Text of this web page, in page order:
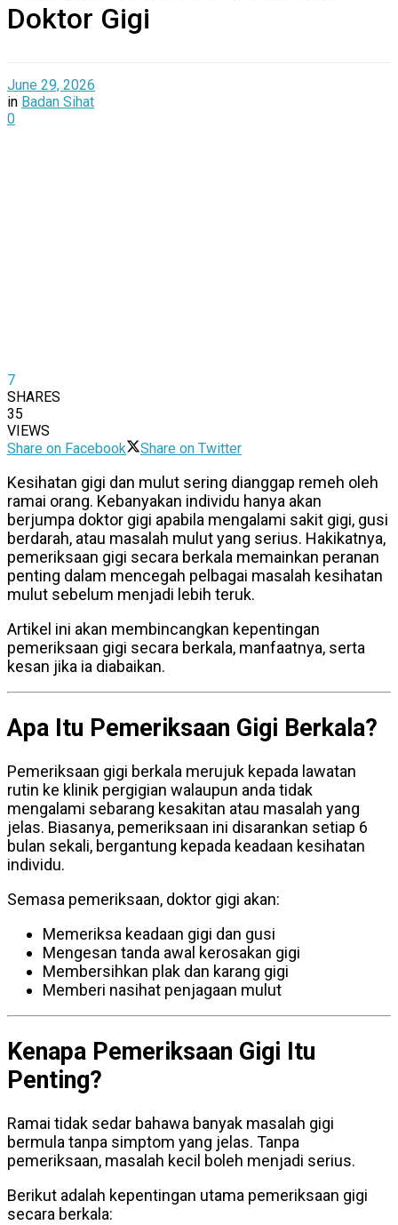
Doktor Gigi
June 29, 2026
in Badan Sihat
0
7
SHARES
35
VIEWS
Share on Facebook
Share on Twitter
Kesihatan gigi dan mulut sering dianggap remeh oleh
ramai orang. Kebanyakan individu hanya akan
berjumpa doktor gigi apabila mengalami sakit gigi, gusi
berdarah, atau masalah mulut yang serius. Hakikatnya,
pemeriksaan gigi secara berkala memainkan peranan
penting dalam mencegah pelbagai masalah kesihatan
mulut sebelum menjadi lebih teruk.
Artikel ini akan membincangkan kepentingan
pemeriksaan gigi secara berkala, manfaatnya, serta
kesan jika ia diabaikan.
Apa Itu Pemeriksaan Gigi Berkala?
Pemeriksaan gigi berkala merujuk kepada lawatan
rutin ke klinik pergigian walaupun anda tidak
mengalami sebarang kesakitan atau masalah yang
jelas. Biasanya, pemeriksaan ini disarankan setiap 6
bulan sekali, bergantung kepada keadaan kesihatan
individu.
Semasa pemeriksaan, doktor gigi akan:
Memeriksa keadaan gigi dan gusi
Mengesan tanda awal kerosakan gigi
Membersihkan plak dan karang gigi
Memberi nasihat penjagaan mulut
Kenapa Pemeriksaan Gigi Itu
Penting?
Ramai tidak sedar bahawa banyak masalah gigi
bermula tanpa simptom yang jelas. Tanpa
pemeriksaan, masalah kecil boleh menjadi serius.
Berikut adalah kepentingan utama pemeriksaan gigi
secara berkala: